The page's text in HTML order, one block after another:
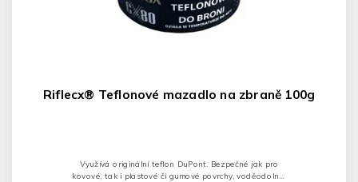
Riflecx® Teflonové mazadlo na zbraně 100g
Využívá originální teflon DuPont. Bezpečné jak pro
kovové, tak i plastové či gumové povrchy, voděodolné,